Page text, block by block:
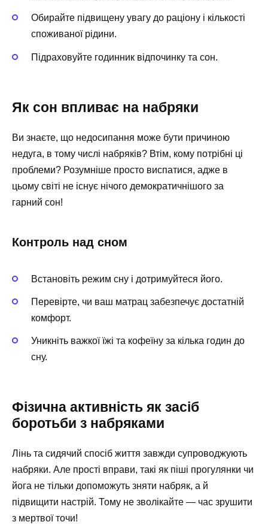
Обирайте підвищену увагу до раціону і кількості
споживаної рідини.
Підраховуйте годинник відпочинку та сон.
Як сон впливає на набряки
Ви знаєте, що недосипання може бути причиною
недуга, в тому числі набряків? Втім, кому потрібні ці
проблеми? Розумніше просто виспатися, адже в
цьому світі не існує нічого демократичнішого за
гарний сон!
Контроль над сном
Встановіть режим сну і дотримуйтеся його.
Перевірте, чи ваш матрац забезпечує достатній
комфорт.
Уникніть важкої їжі та кофеїну за кілька годин до
сну.
Фізична активність як засіб
боротьби з набряками
Лінь та сидячий спосіб життя завжди супроводжують
набряки. Але прості вправи, такі як піші прогулянки чи
йога не тільки допоможуть зняти набряк, а й
підвищити настрій. Тому не зволікайте — час зрушити
з мертвої точи!